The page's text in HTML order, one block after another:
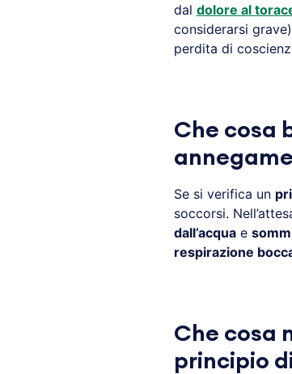
dal dolore al
considerarsi
perdita di
Che cosa
Se si verifica un
soccorsi.
dall’acquae
respirazione
Che cosa
principio